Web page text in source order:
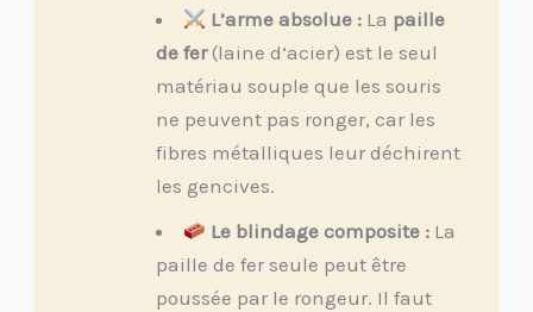
L’arme absolue : La paille
de fer(laine d’acier) est le seul
matériau souple que les souris
ne peuvent pas ronger, car les
fibres métalliques leur déchirent
les gencives.
Le blindage composite : La
paille de fer seule peut être
poussée par le rongeur. Il faut